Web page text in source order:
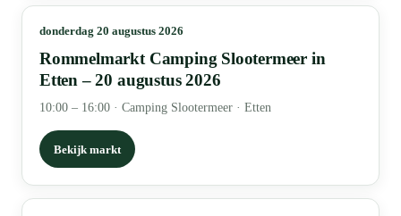
donderdag 20 augustus 2026
Rommelmarkt Camping Slootermeer in
Etten – 20 augustus 2026
10:00 – 16:00 · Camping Slootermeer · Etten
Bekijk markt